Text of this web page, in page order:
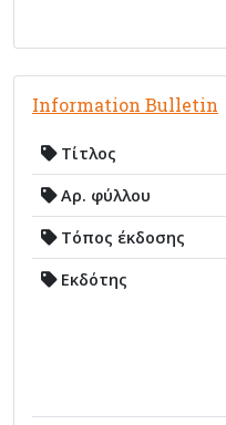
Information Bulletin
Τίτλος
Αρ. φύλλου
Τόπος έκδοσης
Εκδότης